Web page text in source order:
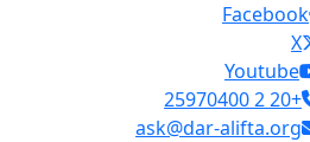
Facebook
X
Youtube
+20 2 25970400
ask@dar-alifta.org